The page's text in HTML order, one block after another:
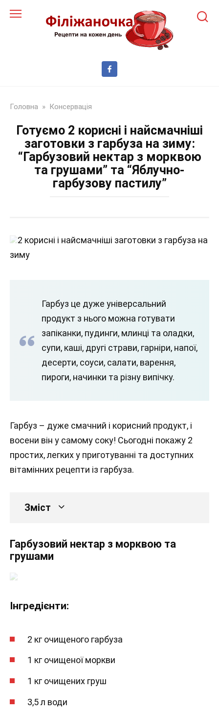
до
Головна » Консервація
Готуємо 2 корисні і найсмачніші
заготовки з гарбуза на зиму:
“Гарбузовий нектар з морквою
та грушами” та “Яблучно-
гарбузову пастилу”
2 корисні і найсмачніші заготовки з гарбуза на
зиму
Гарбуз це дуже універсальний
продукт з нього можна готувати
запіканки, пудинги, млинці та оладки,
супи, каші, другі страви, гарніри, напої,
десерти, соуси, салати, варення,
пироги, начинки та різну випічку.
Гарбуз – дуже смачний і корисний продукт, і
восени він у самому соку! Сьогодні покажу 2
простих, легких у приготуванні та доступних
вітамінних рецепти із гарбуза.
Зміст
Гарбузовий нектар з морквою та
грушами
Інгредієнти:
2 кг очищеного гарбуза
1 кг очищеної моркви
1 кг очищених груш
3,5 л води